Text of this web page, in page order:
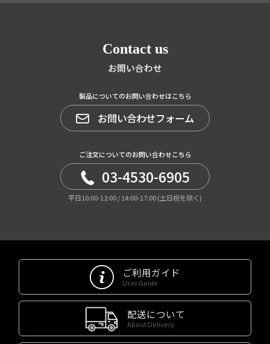
Contact us
お問い合わせ
製品についてのお問い合わせはこちら
お問い合わせフォーム
ご注文についてのお問い合わせこちら
03-4530-6905
平日10:00-12:00 / 14:00-17:00 (土日祝を除く)
ご利用ガイド
User Guide
配送について
About Delivery